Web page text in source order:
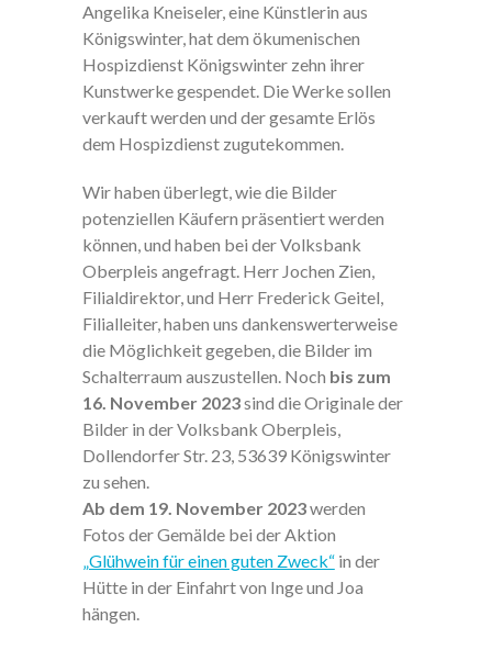
Angelika Kneiseler, eine Künstlerin aus
Königswinter, hat dem ökumenischen
Hospizdienst Königswinter zehn ihrer
Kunstwerke gespendet. Die Werke sollen
verkauft werden und der gesamte Erlös
dem Hospizdienst zugutekommen.
Wir haben überlegt, wie die Bilder
potenziellen Käufern präsentiert werden
können, und haben bei der Volksbank
Oberpleis angefragt. Herr Jochen Zien,
Filialdirektor, und Herr Frederick Geitel,
Filialleiter, haben uns dankenswerterweise
die Möglichkeit gegeben, die Bilder im
Schalterraum auszustellen. Noch bis zum
16. November 2023sind die Originale der
Bilder in der Volksbank Oberpleis,
Dollendorfer Str. 23, 53639 Königswinter
zu sehen.
Ab dem 19. November 2023werden
Fotos der Gemälde bei der Aktion
„Glühwein für einen guten Zweck“in der
Hütte in der Einfahrt von Inge und Joa
hängen.